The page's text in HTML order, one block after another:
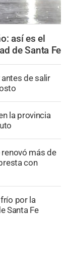
así es el
de Santa Fe
de salir
la provincia
renovó más de
con
por la
Santa Fe